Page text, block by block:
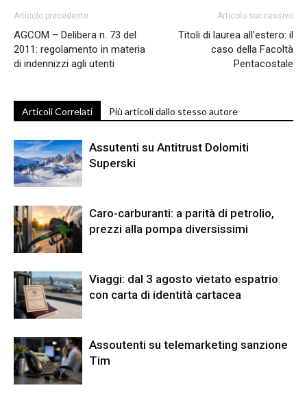
Articolo precedente
AGCOM – Delibera n. 73 del
2011: regolamento in materia
di indennizzi agli utenti
Articolo successivo
Titoli di laurea all’estero: il
caso della Facoltà
Pentacostale
Articoli Correlati Più articoli dallo stesso autore
Assutenti su Antitrust Dolomiti
Superski
Caro-carburanti: a parità di petrolio,
prezzi alla pompa diversissimi
Viaggi: dal 3 agosto vietato espatrio
con carta di identità cartacea
Assoutenti su telemarketing sanzione
Tim